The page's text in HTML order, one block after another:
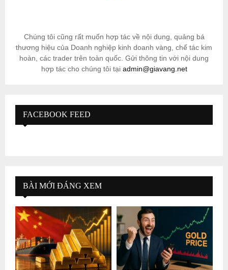
Chúng tôi cũng rất muốn hợp tác về nội dung, quảng bá
thương hiệu của Doanh nghiệp kinh doanh vàng, chế tác kim
hoàn, các trader trên toàn quốc. Gửi thông tin với nội dung
hợp tác cho chúng tôi tại admin@giavang.net
FACEBOOK FEED
BÀI MỚI ĐÁNG XEM